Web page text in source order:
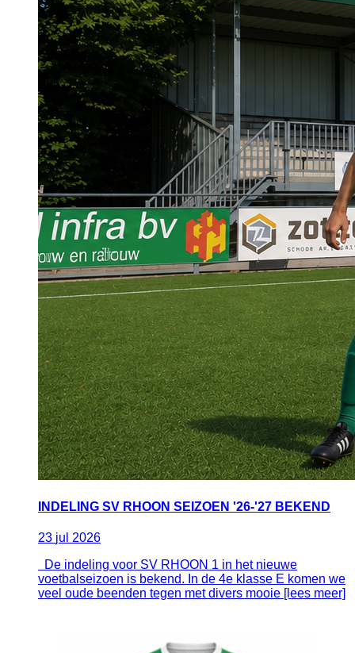
INDELING SV RHOON SEIZOEN '26-'27 BEKEND
23 jul 2026
De indeling voor SV RHOON 1 in het nieuwe
voetbalseizoen is bekend. In de 4e klasse E komen we
veel oude beenden tegen met divers mooie [lees meer]